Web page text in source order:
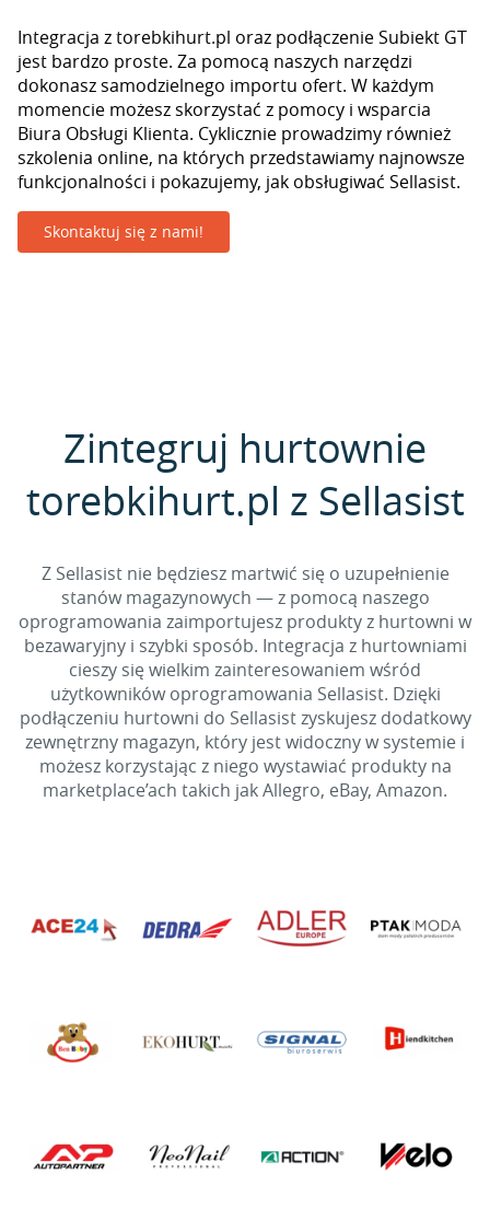
Integracja z torebkihurt.pl oraz podłączenie Subiekt GT
jest bardzo proste. Za pomocą naszych narzędzi
dokonasz samodzielnego importu ofert. W każdym
momencie możesz skorzystać z pomocy i wsparcia
Biura Obsługi Klienta. Cyklicznie prowadzimy również
szkolenia online, na których przedstawiamy najnowsze
funkcjonalności i pokazujemy, jak obsługiwać Sellasist.
Skontaktuj się z nami!
Zintegruj hurtownie
torebkihurt.pl z Sellasist
Z Sellasist nie będziesz martwić się o uzupełnienie
stanów magazynowych — z pomocą naszego
oprogramowania zaimportujesz produkty z hurtowni w
bezawaryjny i szybki sposób. Integracja z hurtowniami
cieszy się wielkim zainteresowaniem wśród
użytkowników oprogramowania Sellasist. Dzięki
podłączeniu hurtowni do Sellasist zyskujesz dodatkowy
zewnętrzny magazyn, który jest widoczny w systemie i
możesz korzystając z niego wystawiać produkty na
marketplace’ach takich jak Allegro, eBay, Amazon.